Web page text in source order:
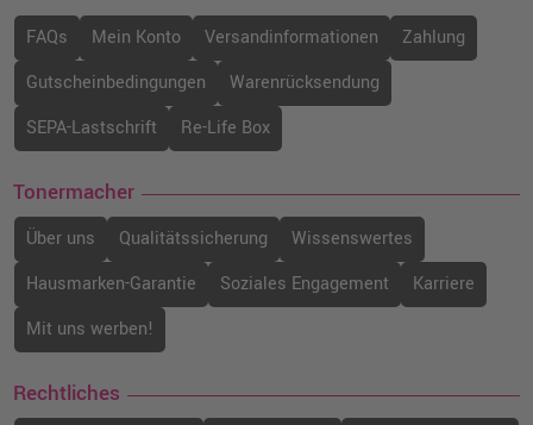
FAQs Mein Konto Versandinformationen
Zahlung
Gutscheinbedingungen
Warenrücksendung
SEPA-Lastschrift
Re-Life Box
Tonermacher
Über uns Qualitätssicherung
Wissenswertes
Hausmarken-Garantie
Soziales Engagement
Karriere
Mit uns werben!
Rechtliches